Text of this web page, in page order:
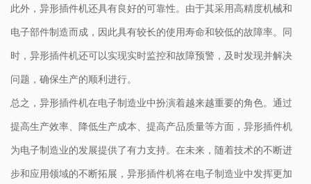
此外，异形插件机还具有良好的可靠性。由于其采用高精度机械和
电子部件制造而成，因此具有较长的使用寿命和较低的故障率。同
时，异形插件机还可以实现实时监控和故障预警，及时发现并解决
问题，确保生产的顺利进行。
总之，异形插件机在电子制造业中扮演着越来越重要的角色。通过
提高生产效率、降低生产成本、提高产品质量等方面，异形插件机
为电子制造业的发展提供了有力支持。在未来，随着技术的不断进
步和应用领域的不断拓展，异形插件机将在电子制造业中发挥更加